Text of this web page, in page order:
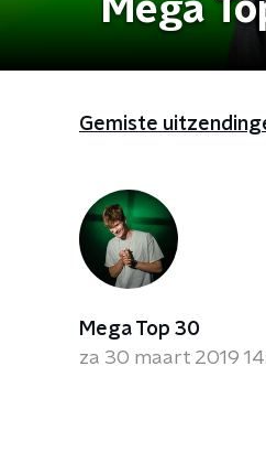
Mega
Gemiste
Mega Top 30
za 30 maart 2019